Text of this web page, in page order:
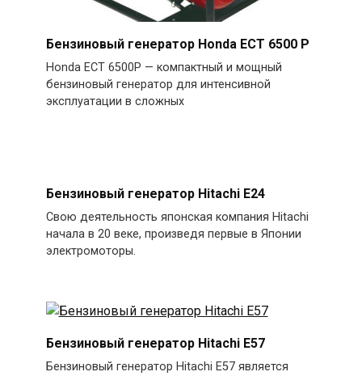
Бензиновый генератор Honda ECT 6500 P
Honda ECT 6500P — компактный и мощный
бензиновый генератор для интенсивной
эксплуатации в сложных
Бензиновый генератор Hitachi E24
Свою деятельность японская компания Hitachi
начала в 20 веке, произведя первые в Японии
электромоторы.
Бензиновый генератор Hitachi E57
Бензиновый генератор Hitachi E57 является